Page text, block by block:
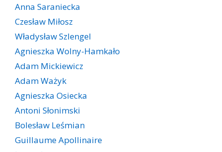
Anna Saraniecka
Czesław Miłosz
Władysław Szlengel
Agnieszka Wolny-Hamkało
Adam Mickiewicz
Adam Ważyk
Agnieszka Osiecka
Antoni Słonimski
Bolesław Leśmian
Guillaume Apollinaire